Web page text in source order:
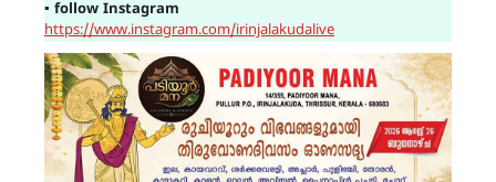
▪ follow Instagram
https://www.instagram.com/irinjalakudalive